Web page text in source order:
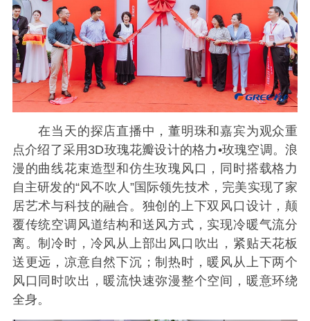
在当天的探店直播中，董明珠和嘉宾为观众重
点介绍了采用3D玫瑰花瓣设计的格力•玫瑰空调。浪
漫的曲线花束造型和仿生玫瑰风口，同时搭载格力
自主研发的“风不吹人”国际领先技术，完美实现了家
居艺术与科技的融合。独创的上下双风口设计，颠
覆传统空调风道结构和送风方式，实现冷暖气流分
离。制冷时，冷风从上部出风口吹出，紧贴天花板
送更远，凉意自然下沉；制热时，暖风从上下两个
风口同时吹出，暖流快速弥漫整个空间，暖意环绕
全身。